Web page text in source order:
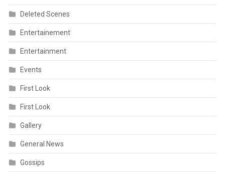
Deleted Scenes
Entertainement
Entertainment
Events
First Look
First Look
Gallery
General News
Gossips